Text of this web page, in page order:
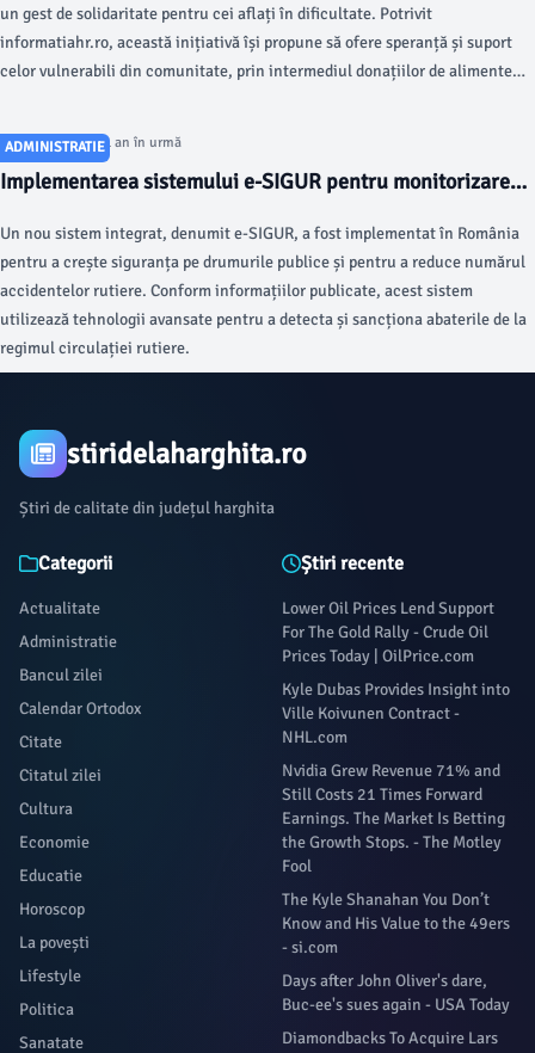
un gest de solidaritate pentru cei aflați în dificultate. Potrivit
informatiahr.ro, această inițiativă își propune să ofere speranță și suport
celor vulnerabili din comunitate, prin intermediul donațiilor de alimente
ADMINISTRATIE
Articol postat cu 1 an în urmă
Implementarea sistemului e-SIGUR pentru monitorizarea
Un nou sistem integrat, denumit e-SIGUR, a fost implementat în România
pentru a crește siguranța pe drumurile publice și pentru a reduce numărul
accidentelor rutiere. Conform informațiilor publicate, acest sistem
utilizează tehnologii avansate pentru a detecta și sancționa abaterile de la
regimul circulației rutiere.
stiridelaharghita.ro
Știri de calitate din județul harghita
Categorii
Actualitate
Administratie
Bancul zilei
Calendar Ortodox
Citate
Citatul zilei
Cultura
Economie
Educatie
Horoscop
La povești
Lifestyle
Politica
Sanatate
Știri recente
Lower Oil Prices Lend Support
For The Gold Rally - Crude Oil
Prices Today | OilPrice.com
Kyle Dubas Provides Insight into
Ville Koivunen Contract -
NHL.com
Nvidia Grew Revenue 71% and
Still Costs 21 Times Forward
Earnings. The Market Is Betting
the Growth Stops. - The Motley
Fool
The Kyle Shanahan You Don’t
Know and His Value to the 49ers
- si.com
Days after John Oliver's dare,
Buc-ee's sues again - USA Today
Diamondbacks To Acquire Lars